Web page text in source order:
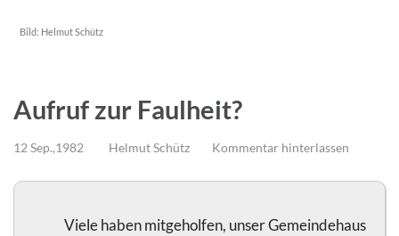
Bild: Helmut Schütz
Aufruf zur Faulheit?
12 Sep.,1982 Helmut Schütz Kommentar hinterlassen
Viele haben mitgeholfen, unser Gemeindehaus